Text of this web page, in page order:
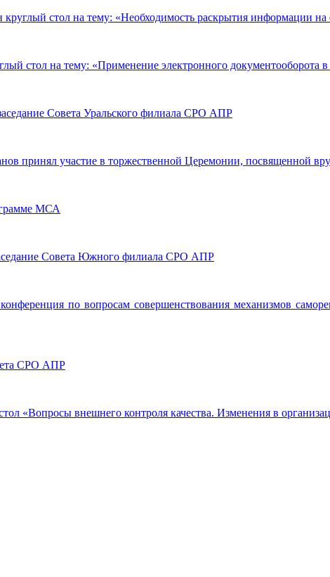
стол на тему: «Необходимость раскрытия информации на
на тему: «Применение электронного документооборота в
Совета Уральского филиала СРО АПР
принял участие в торжественной Церемонии, посвященной
МСА
Совета Южного филиала СРО АПР
по вопросам совершенствования механизмов
СРО АПР
«Вопросы внешнего контроля качества. Изменения в